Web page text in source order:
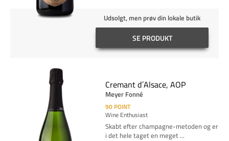
Udsolgt, men prøv din lokale butik
SE PRODUKT
Cremant d´Alsace, AOP
Meyer Fonné
90 POINT
Wine Enthusiast
Skabt efter champagne-metoden og er
i det hele taget en meget ...